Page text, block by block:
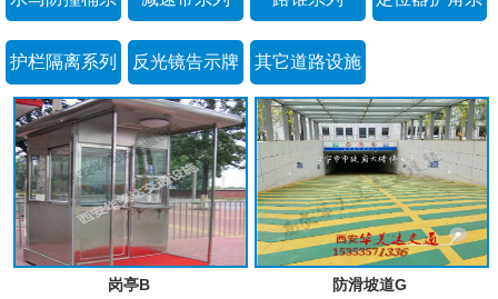
列
护栏隔离系列
反光镜告示牌
系列
其它道路设施
系列
岗亭B 防滑坡道G